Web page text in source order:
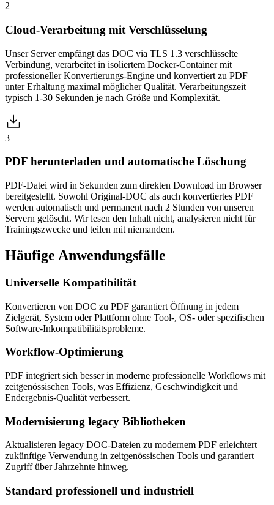
2
Cloud-Verarbeitung mit Verschlüsselung
Unser Server empfängt das DOC via TLS 1.3 verschlüsselte
Verbindung, verarbeitet in isoliertem Docker-Container mit
professioneller Konvertierungs-Engine und konvertiert zu PDF
unter Erhaltung maximal möglicher Qualität. Verarbeitungszeit
typisch 1-30 Sekunden je nach Größe und Komplexität.
3
PDF herunterladen und automatische Löschung
PDF-Datei wird in Sekunden zum direkten Download im Browser
bereitgestellt. Sowohl Original-DOC als auch konvertiertes PDF
werden automatisch und permanent nach 2 Stunden von unseren
Servern gelöscht. Wir lesen den Inhalt nicht, analysieren nicht für
Trainingszwecke und teilen mit niemandem.
Häufige Anwendungsfälle
Universelle Kompatibilität
Konvertieren von DOC zu PDF garantiert Öffnung in jedem
Zielgerät, System oder Plattform ohne Tool-, OS- oder spezifischen
Software-Inkompatibilitätsprobleme.
Workflow-Optimierung
PDF integriert sich besser in moderne professionelle Workflows mit
zeitgenössischen Tools, was Effizienz, Geschwindigkeit und
Endergebnis-Qualität verbessert.
Modernisierung legacy Bibliotheken
Aktualisieren legacy DOC-Dateien zu modernem PDF erleichtert
zukünftige Verwendung in zeitgenössischen Tools und garantiert
Zugriff über Jahrzehnte hinweg.
Standard professionell und industriell